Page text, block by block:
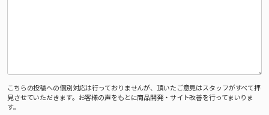
こちらの投稿への個別対応は行っておりませんが、頂いたご意見はスタッフがすべて拝
見させていただきます。お客様の声をもとに商品開発・サイト改善を行ってまいりま
す。